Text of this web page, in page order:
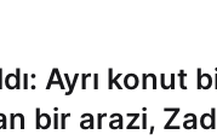
Ayrı konut
bir arazi,